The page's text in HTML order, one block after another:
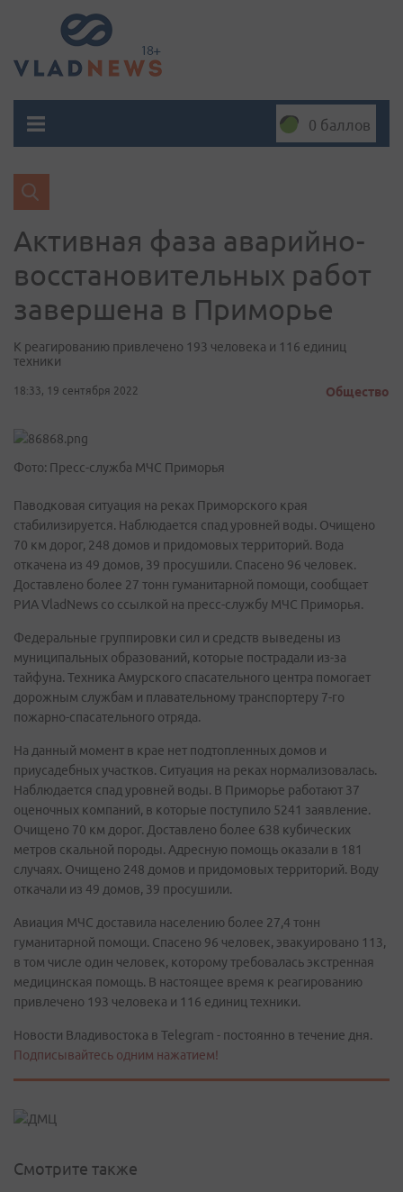
0 баллов
Активная фаза аварийно-
восстановительных работ
завершена в Приморье
К реагированию привлечено 193 человека и 116 единиц
техники
18:33, 19 сентября 2022 Общество
Фото: Пресс-служба МЧС Приморья
Паводковая ситуация на реках Приморского края
стабилизируется. Наблюдается спад уровней воды. Очищено
70 км дорог, 248 домов и придомовых территорий. Вода
откачена из 49 домов, 39 просушили. Спасено 96 человек.
Доставлено более 27 тонн гуманитарной помощи, сообщает
РИА VladNews со ссылкой на пресс-службу МЧС Приморья.
Федеральные группировки сил и средств выведены из
муниципальных образований, которые пострадали из-за
тайфуна. Техника Амурского спасательного центра помогает
дорожным службам и плавательному транспортеру 7-го
пожарно-спасательного отряда.
На данный момент в крае нет подтопленных домов и
приусадебных участков. Ситуация на реках нормализовалась.
Наблюдается спад уровней воды. В Приморье работают 37
оценочных компаний, в которые поступило 5241 заявление.
Очищено 70 км дорог. Доставлено более 638 кубических
метров скальной породы. Адресную помощь оказали в 181
случаях. Очищено 248 домов и придомовых территорий. Воду
откачали из 49 домов, 39 просушили.
Авиация МЧС доставила населению более 27,4 тонн
гуманитарной помощи. Спасено 96 человек, эвакуировано 113,
в том числе один человек, которому требовалась экстренная
медицинская помощь. В настоящее время к реагированию
привлечено 193 человека и 116 единиц техники.
Новости Владивостока в Telegram - постоянно в течение дня.
Подписывайтесь одним нажатием!
Смотрите также